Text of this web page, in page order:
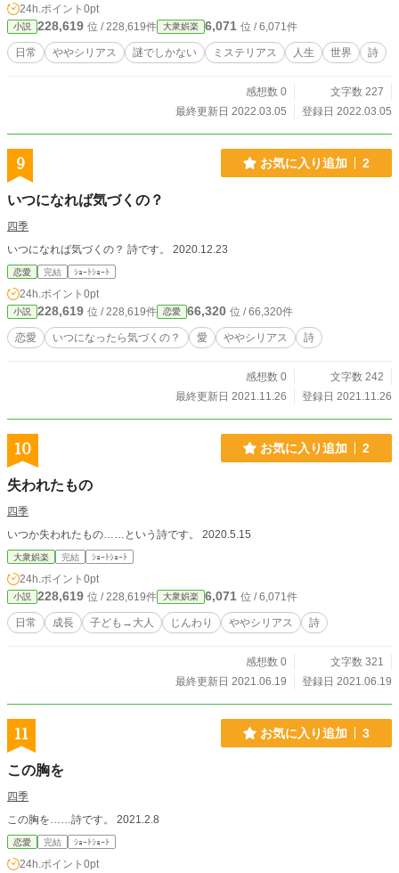
24h.ポイント 0pt
小説 228,619 位 / 228,619件 大衆娯楽 6,071 位 / 6,071件
日常 ややシリアス 謎でしかない ミステリアス 人生 世界 詩
感想数 0
文字数 227
最終更新日 2022.03.05
登録日 2022.03.05
9 お気に入り追加 2
いつになれば気づくの？
四季
いつになれば気づくの？ 詩です。 2020.12.23
恋愛 完結 ｼｮｰﾄｼｮｰﾄ
24h.ポイント 0pt
小説 228,619 位 / 228,619件 恋愛 66,320 位 / 66,320件
恋愛 いつになったら気づくの？ 愛 ややシリアス 詩
感想数 0
文字数 242
最終更新日 2021.11.26
登録日 2021.11.26
10 お気に入り追加 2
失われたもの
四季
いつか失われたもの……という詩です。 2020.5.15
大衆娯楽 完結 ｼｮｰﾄｼｮｰﾄ
24h.ポイント 0pt
小説 228,619 位 / 228,619件 大衆娯楽 6,071 位 / 6,071件
日常 成長 子ども→大人 じんわり ややシリアス 詩
感想数 0
文字数 321
最終更新日 2021.06.19
登録日 2021.06.19
11 お気に入り追加 3
この胸を
四季
この胸を……詩です。 2021.2.8
恋愛 完結 ｼｮｰﾄｼｮｰﾄ
24h.ポイント 0pt